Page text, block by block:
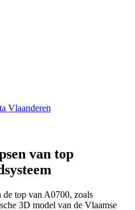
Vlaanderen
van top
de top van A0700, zoals
3D model van de Vlaamse